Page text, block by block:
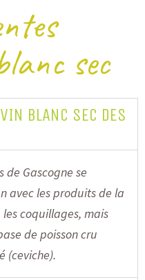
sec
BLANC SEC DES
de Gascogne se
avec les produits de la
coquillages, mais
de poisson cru
(ceviche).